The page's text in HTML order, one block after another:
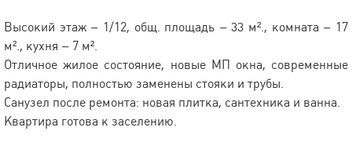
Высокий этаж – 1/12, общ. площадь – 33 м²., комната – 17
м²., кухня – 7 м².
Отличное жилое состояние, новые МП окна, современные
радиаторы, полностью заменены стояки и трубы.
Санузел после ремонта: новая плитка, сантехника и ванна.
Квартира готова к заселению.